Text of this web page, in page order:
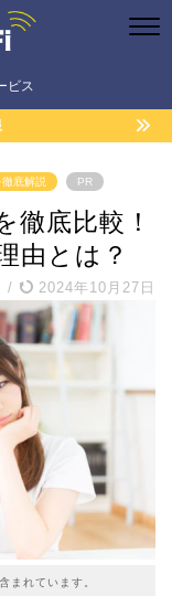
ビス
底解説 PR
徹底比較！
由とは？
/ 2024年10月27日
まれています。